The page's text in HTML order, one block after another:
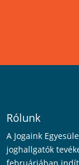
Rólunk
A Jogaink
joghallgatók